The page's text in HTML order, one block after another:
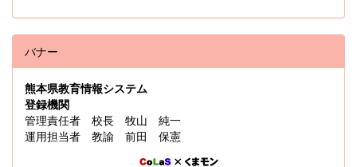
バナー
熊本県教育情報システム
登録機関
管理責任者 校長 牧山 純一
運用担当者 教諭 前田 保憲